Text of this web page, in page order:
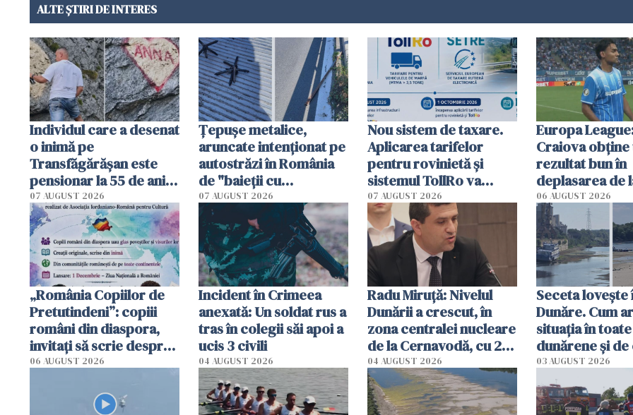
ALTE ȘTIRI DE INTERES
Individul care a desenat
o inimă pe
Transfăgărășan este
pensionar la 55 de ani.
Poliția l-a identificat
07 AUGUST 2026
Țepușe metalice,
aruncate intenționat pe
autostrăzi în România
de "baieții cu
platforme": "Mi-au
cerut 1200 lei să mă
tracteze"
07 AUGUST 2026
Nou sistem de taxare.
Aplicarea tarifelor
pentru rovinietă şi
sistemul TollRo va
începe la 1 octombrie
07 AUGUST 2026
Europa
Craiova obține
rezultat bun în
deplasarea de
06 AUGUST 2026
„România Copiilor de
Pretutindeni”: copiii
români din diaspora,
invitați să scrie despre
România într-un volum
06 AUGUST 2026
Incident în Crimeea
anexată: Un soldat rus a
tras în colegii săi apoi a
ucis 3 civili
04 AUGUST 2026
Radu Miruţă: Nivelul
Dunării a crescut, în
zona centralei nucleare
de la Cernavodă, cu 2
cm faţă de ziua trecută
04 AUGUST 2026
Seceta
Dunăre. Cum
situația în
dunărene și de
România
efectele, deși a
în iulie
03 AUGUST 2026